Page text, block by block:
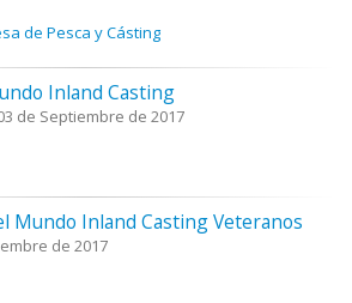
de Pesca y Cásting
Inland Casting
de Septiembre de 2017
Mundo Inland Casting Veteranos
de 2017